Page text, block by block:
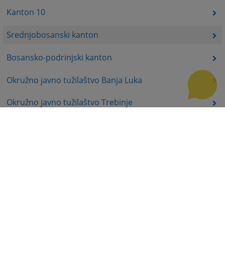
Kanton 10
Srednjobosanski kanton
Bosansko-podrinjski kanton
Okružno javno tužilaštvo Banja Luka
Okružno javno tužilaštvo Trebinje